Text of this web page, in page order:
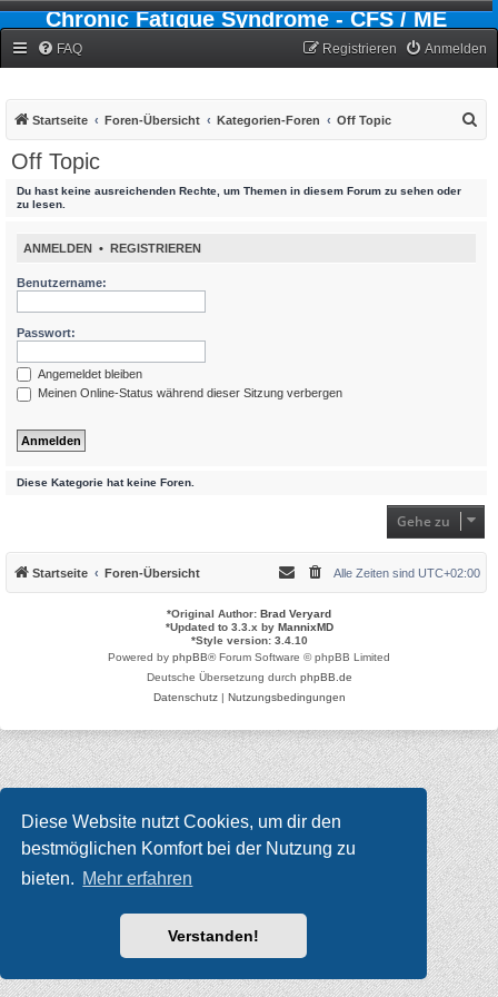
Diese Website nutzt Cookies, um dir den
bestmöglichen Komfort bei der Nutzung zu
bieten. Mehr erfahren
Verstanden!
Chronic Fatigue Syndrome - CFS / ME
FAQ Anmelden
Registrieren
Startseite Foren-Übersicht Kategorien-Foren Off Topic
Off Topic
Du hast keine ausreichenden Rechte, um Themen in diesem Forum zu sehen oder
zu lesen.
ANMELDEN • REGISTRIEREN
Benutzername:
Passwort:
Angemeldet bleiben
Meinen Online-Status während dieser Sitzung verbergen
Diese Kategorie hat keine Foren.
Gehe zu
Startseite Foren-Übersicht Alle Zeiten sind UTC+02:00
*Original Author: Brad Veryard
*Updated to 3.3.x by MannixMD
*Style version: 3.4.10
Powered by phpBB® Forum Software © phpBB Limited
Deutsche Übersetzung durch phpBB.de
Datenschutz| Nutzungsbedingungen